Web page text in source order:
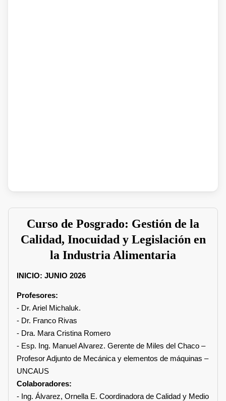
Curso de Posgrado: Gestión de la
Calidad, Inocuidad y Legislación en
la Industria Alimentaria
INICIO: JUNIO 2026
Profesores:
- Dr. Ariel Michaluk.
- Dr. Franco Rivas
- Dra. Mara Cristina Romero
- Esp. Ing. Manuel Alvarez. Gerente de Miles del Chaco –
Profesor Adjunto de Mecánica y elementos de máquinas –
UNCAUS
Colaboradores:
- Ing. Álvarez, Ornella E. Coordinadora de Calidad y Medio